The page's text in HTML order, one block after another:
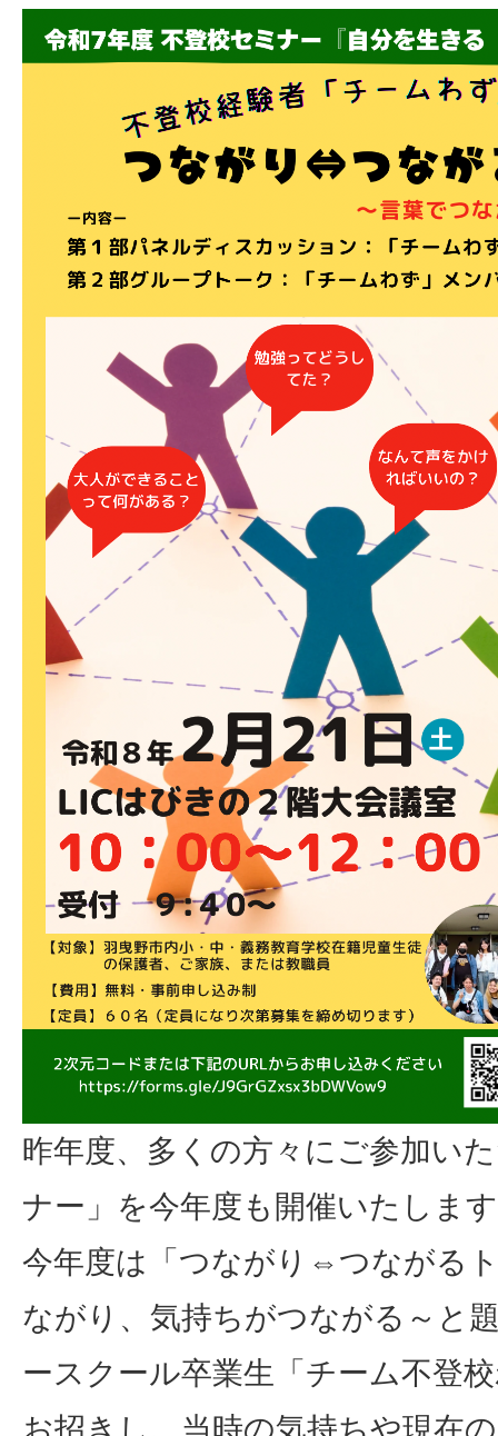
昨年度、多くの方々にご参加い
ナー」を今年度も開催いたしま
今年度は「つながり⇔つながる
ながり、気持ちがつながる～と
ースクール卒業生「チーム不登